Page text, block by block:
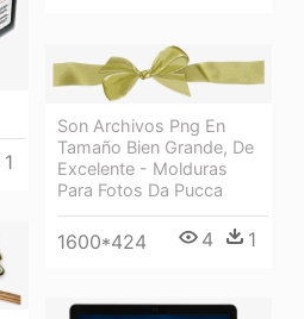
1
Son Archivos Png En
Tamaño Bien Grande, De
Excelente - Molduras
Para Fotos Da Pucca
1600*424 4 1